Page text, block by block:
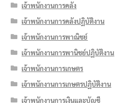
เจ้าพนักงานการคลัง
เจ้าพนักงานการคลังปฏิบัติงาน
เจ้าพนักงานการพาณิชย์
เจ้าพนักงานการพานิชย์ปฏิบัติงาน
เจ้าพนักงานการเกษตร
เจ้าพนักงานการเกษตรปฏิบัติงาน
เจ้าพนักงานการเงินและบัญชี